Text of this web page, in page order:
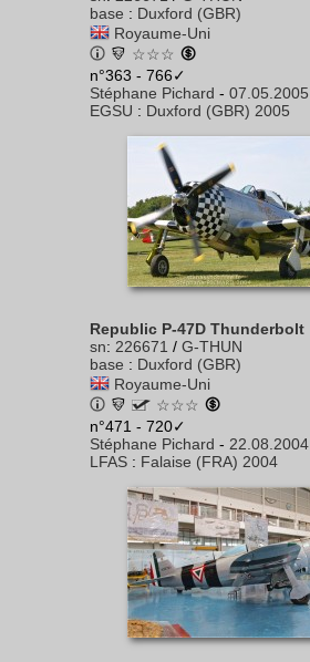
base : Duxford (GBR)
Royaume-Uni
☆☆☆
n°363 - 766✓
Stéphane Pichard - 07.05.2005
EGSU : Duxford (GBR) 2005
Republic P-47D Thunderbolt
sn: 226671 / G-THUN
base : Duxford (GBR)
Royaume-Uni
☆☆☆
n°471 - 720✓
Stéphane Pichard - 22.08.2004
LFAS : Falaise (FRA) 2004